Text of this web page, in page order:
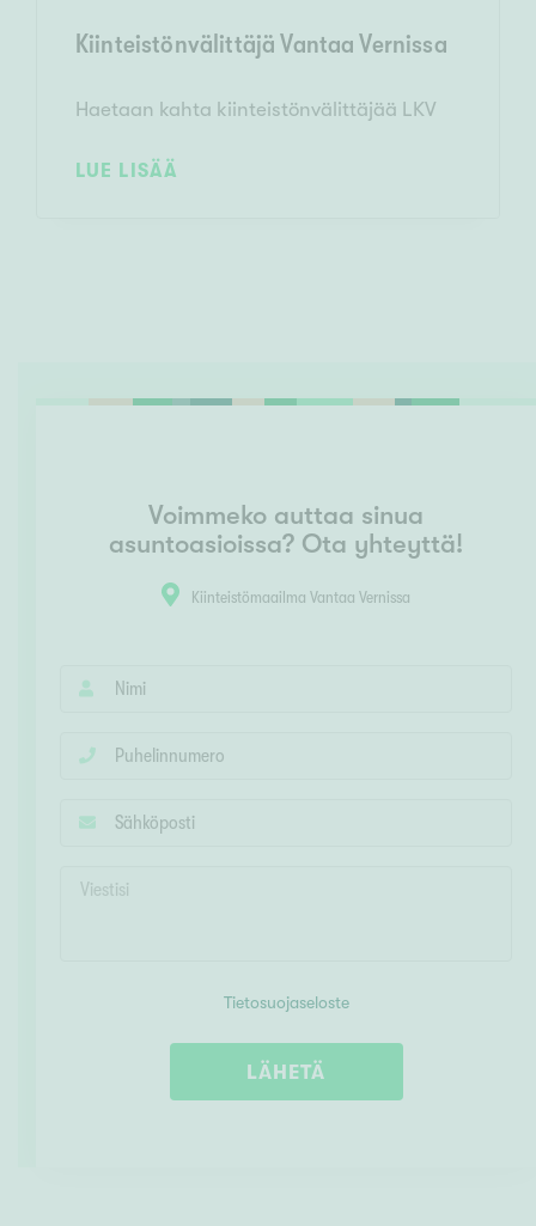
Kiinteistönvälittäjä Vantaa Vernissa
Haetaan kahta kiinteistönvälittäjää LKV
LUE LISÄÄ
Voimmeko auttaa sinua
asuntoasioissa? Ota yhteyttä!
Kiinteistömaailma Vantaa Vernissa
Tietosuojaseloste
LÄHETÄ